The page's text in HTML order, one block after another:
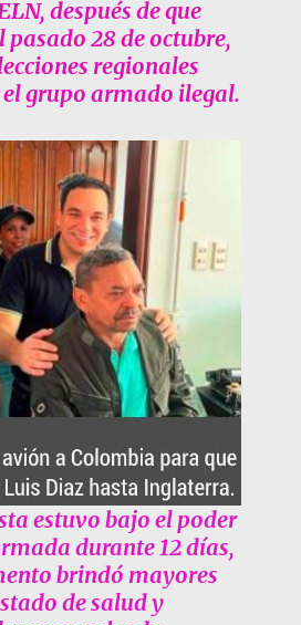
después de que
pasado 28 de octubre,
regionales
el grupo armado ilegal.
estuvo bajo el poder
durante 12 días,
brindó mayores
de salud y